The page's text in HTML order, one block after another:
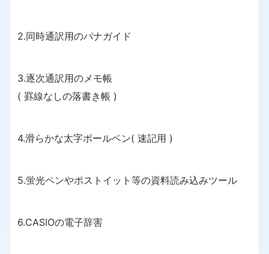
2.同時通訳用のパナガイド
3.逐次通訳用のメモ帳
( 罫線なしの落書き帳 )
4.滑らかな太字ボールベン( 速記用 )
5.蛍光ペンやポストイット等の資料読み込みツール
6.CASIOの電子辞害